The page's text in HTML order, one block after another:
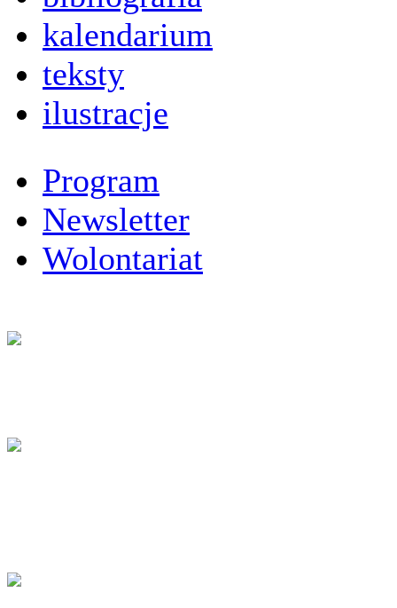
kalendarium
teksty
ilustracje
Program
Newsletter
Wolontariat